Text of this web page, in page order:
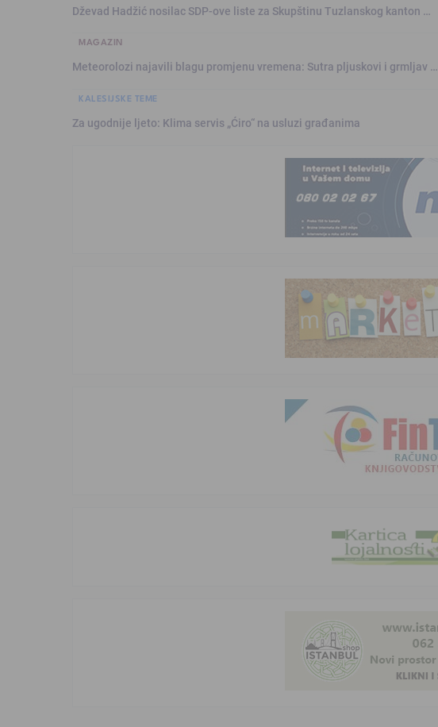
Dževad Hadžić nosilac SDP-ove liste za Skupštinu Tuzlanskog kanton …
MAGAZIN
Meteorolozi najavili blagu promjenu vremena: Sutra pljuskovi i grmljav …
KALESIJSKE TEME
Za ugodnije ljeto: Klima servis „Ćiro“ na usluzi građanima